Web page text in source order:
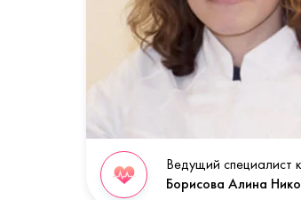
Ведущий специалист
Борисова Алина